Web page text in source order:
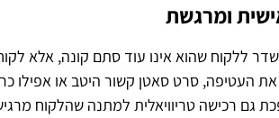
ומרגשת
העטיפה, סרט סאטן קשור היטב או אפילו
גם רכישה טריוויאלית למתנה שהלקוח